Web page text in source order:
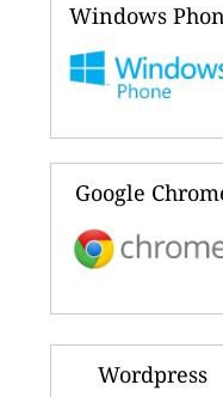
Windows
Google
Wordpress